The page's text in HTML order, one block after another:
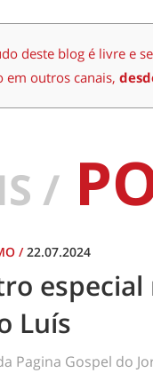
deste blog é livre e
em outros canais,
/
/22.07.2024
Luís
Pagina Gospel do